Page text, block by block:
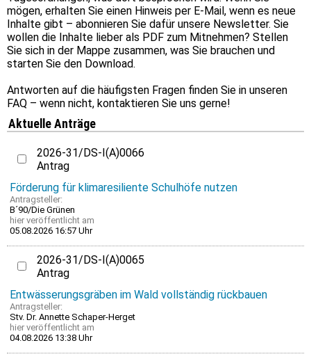
mögen, erhalten Sie einen Hinweis per E-Mail, wenn es neue
Inhalte gibt – abonnieren Sie dafür unsere Newsletter. Sie
wollen die Inhalte lieber als PDF zum Mitnehmen? Stellen
Sie sich in der Mappe zusammen, was Sie brauchen und
starten Sie den Download.
Antworten auf die häufigsten Fragen finden Sie in unseren
FAQ – wenn nicht, kontaktieren Sie uns gerne!
Aktuelle Anträge
2026-31/DS-I(A)0066
Antrag
Förderung für klimaresiliente Schulhöfe nutzen
Antragsteller:
B´90/Die Grünen
hier veröffentlicht am
05.08.2026 16:57 Uhr
2026-31/DS-I(A)0065
Antrag
Entwässerungsgräben im Wald vollständig rückbauen
Antragsteller:
Stv. Dr. Annette Schaper-Herget
hier veröffentlicht am
04.08.2026 13:38 Uhr